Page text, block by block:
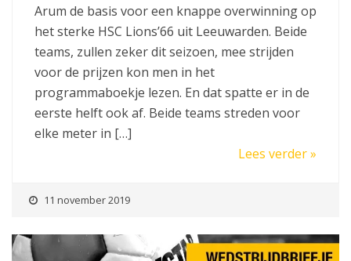
Arum de basis voor een knappe overwinning op
het sterke HSC Lions’66 uit Leeuwarden. Beide
teams, zullen zeker dit seizoen, mee strijden
voor de prijzen kon men in het
programmaboekje lezen. En dat spatte er in de
eerste helft ook af. Beide teams streden voor
elke meter in […]
Lees verder »
11 november 2019